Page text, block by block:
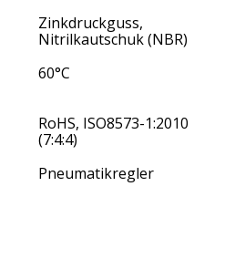
Zinkdruckguss,
Nitrilkautschuk (NBR)
60°C
RoHS, ISO8573-1:2010
(7:4:4)
Pneumatikregler